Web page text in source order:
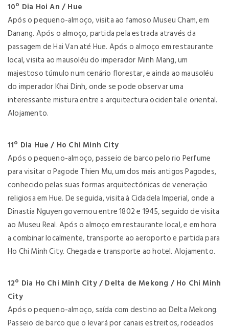
10º Dia Hoi An / Hue
Após o pequeno-almoço, visita ao famoso Museu Cham, em
Danang. Após o almoço, partida pela estrada através da
passagem de Hai Van até Hue. Após o almoço em restaurante
local, visita ao mausoléu do imperador Minh Mang, um
majestoso túmulo num cenário florestar, e ainda ao mausoléu
do imperador Khai Dinh, onde se pode observar uma
interessante mistura entre a arquitectura ocidental e oriental.
Alojamento.
11º Dia Hue / Ho Chi Minh City
Após o pequeno-almoço, passeio de barco pelo rio Perfume
para visitar o Pagode Thien Mu, um dos mais antigos Pagodes,
conhecido pelas suas formas arquitectónicas de veneração
religiosa em Hue. De seguida, visita à Cidadela Imperial, onde a
Dinastia Nguyen governou entre 1802 e 1945, seguido de visita
ao Museu Real. Após o almoço em restaurante local, e em hora
a combinar localmente, transporte ao aeroporto e partida para
Ho Chi Minh City. Chegada e transporte ao hotel. Alojamento.
12º Dia Ho Chi Minh City / Delta de Mekong / Ho Chi Minh
City
Após o pequeno-almoço, saída com destino ao Delta Mekong.
Passeio de barco que o levará por canais estreitos, rodeados